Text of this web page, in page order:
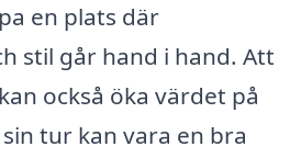
en plats där
stil går hand i hand. Att
också öka värdet på
tur kan vara en bra